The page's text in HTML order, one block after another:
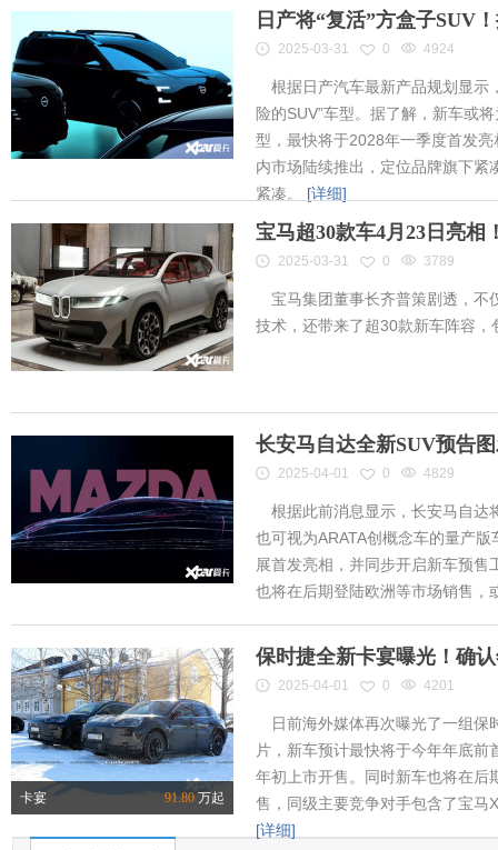
日产将“复活”方盒子SUV
2025-03-31 0 4924
根据日产汽车最新产品规划显示
险的SUV”车型。据了解，新车或
型，最快将于2028年一季度首发
内市场陆续推出，定位品牌旗下紧
紧凑。 [详细]
宝马超30款车4月23日亮
2025-03-31 0 3789
宝马集团董事长齐普策剧透，不
技术，还带来了超30款新车阵容
长安马自达全新SUV预告
2025-04-01 0 4829
根据此前消息显示，长安马自达
也可视为ARATA创概念车的量产
展首发亮相，并同步开启新车预售
也将在后期登陆欧洲等市场销售，
卡宴 91.80万起
保时捷全新卡宴曝光！确
2025-04-01 0 4201
日前海外媒体再次曝光了一组保
片，新车预计最快将于今年年底
年初上市开售。同时新车也将在后
售，同级主要竞争对手包含了宝马
[详细]